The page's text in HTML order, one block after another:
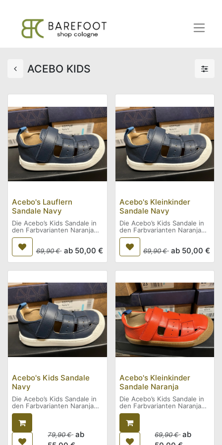
ACEBO KIDS
Acebo's Lauflern
Sandale Navy
Die Acebo’s Kids Sandale in
den Farbvarianten Naranja
und Navy ist eine leichte und
bequeme Sommerschuh-
Option für aktive Kinder.
Mit ihrem sportlich-frischen
Design in Orange und
Marineblau kombiniert sie
funktionalem Komfort. Die
offene Konstruktion sorgt
für optimale Luftzirkulation
an warmen Tagen, während
die flexiblen Materialien und
die rutschfeste Sohle ein
angenehmes und sicheres
Laufgefühl bieten. Durch die
praktischen Klettverschlüsse
lässt sich die Sandale
einfach anpassen – ideal für
69,90€ ab 50,00 €
Acebo's Kleinkinder
Sandale Navy
Die Acebo’s Kids Sandale in
den Farbvarianten Naranja
und Navy ist eine leichte und
bequeme Sommerschuh-
Option für aktive Kinder.
Mit ihrem sportlich-frischen
Design in Orange und
Marineblau kombiniert sie
funktionalem Komfort. Die
offene Konstruktion sorgt
für optimale Luftzirkulation
an warmen Tagen, während
die flexiblen Materialien und
die rutschfeste Sohle ein
angenehmes und sicheres
Laufgefühl bieten. Durch die
praktischen Klettverschlüsse
lässt sich die Sandale
einfach anpassen – ideal für
69,90€ ab 50,00 €
Acebo's Kids Sandale
Navy
Die Acebo’s Kids Sandale in
den Farbvarianten Naranja
und Navy ist eine leichte und
bequeme Sommerschuh-
Option für aktive Kinder.
Mit ihrem sportlich-frischen
Design in Orange und
79,90€ ab
Acebo's Kleinkinder
Sandale Naranja
Die Acebo’s Kids Sandale in
den Farbvarianten Naranja
und Navy ist eine leichte und
bequeme Sommerschuh-
Option für aktive Kinder.
Mit ihrem sportlich-frischen
Design in Orange und
69,90€ ab